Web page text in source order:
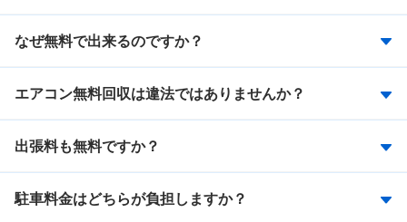
なぜ無料で出来るのですか？
エアコン無料回収は違法ではありませんか？
出張料も無料ですか？
駐車料金はどちらが負担しますか？